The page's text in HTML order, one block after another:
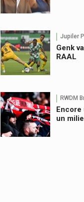
Jupiler
Genk
RAAL
RWDM
Encore
un